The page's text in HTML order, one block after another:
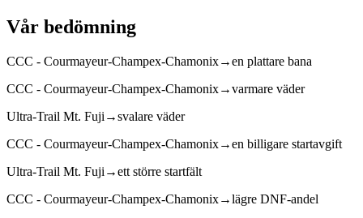
Vår bedömning
CCC - Courmayeur-Champex-Chamonix→en plattare bana
CCC - Courmayeur-Champex-Chamonix→varmare väder
Ultra-Trail Mt. Fuji →svalare väder
CCC - Courmayeur-Champex-Chamonix→en billigare startavgift
Ultra-Trail Mt. Fuji →ett större startfält
CCC - Courmayeur-Champex-Chamonix→lägre DNF-andel